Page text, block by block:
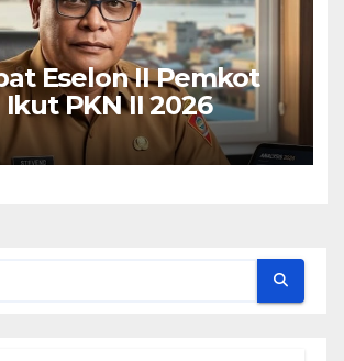
Eselon II Pemkot
PKN II 2026